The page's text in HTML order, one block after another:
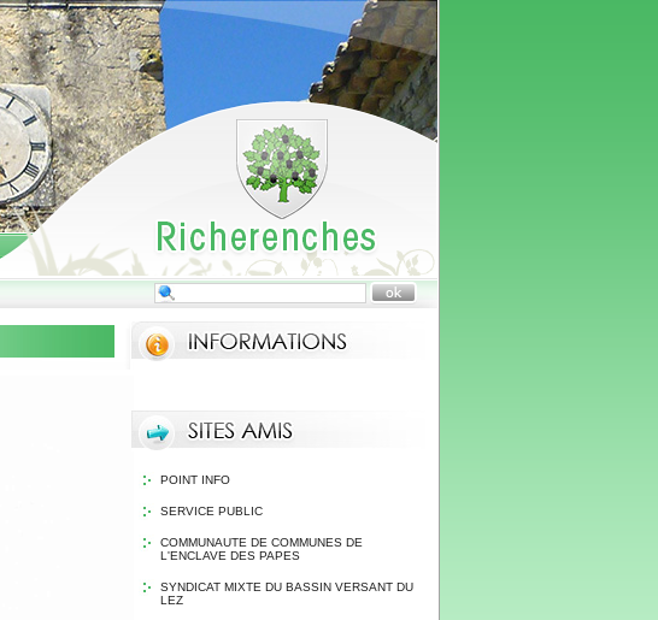
POINT INFO
SERVICE PUBLIC
COMMUNAUTE DE COMMUNES DE
L'ENCLAVE DES PAPES
SYNDICAT MIXTE DU BASSIN VERSANT DU
LEZ